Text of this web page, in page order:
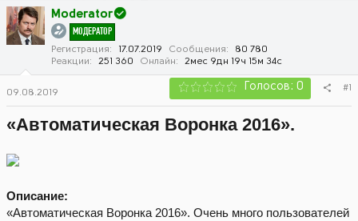
р
т
е
а
ч
а
л
а
Moderator
МОДЕРАТОР
Регистрация 17.07.2019 Сообщения
80 780
Реакции
251 360 Онлайн 2мес 9дн 19ч 15м 34с
09.08.2019 Голосов: 0 #1
«Автоматическая Воронка 2016».
Описание:
«Автоматическая Воронка 2016». Очень много пользователей